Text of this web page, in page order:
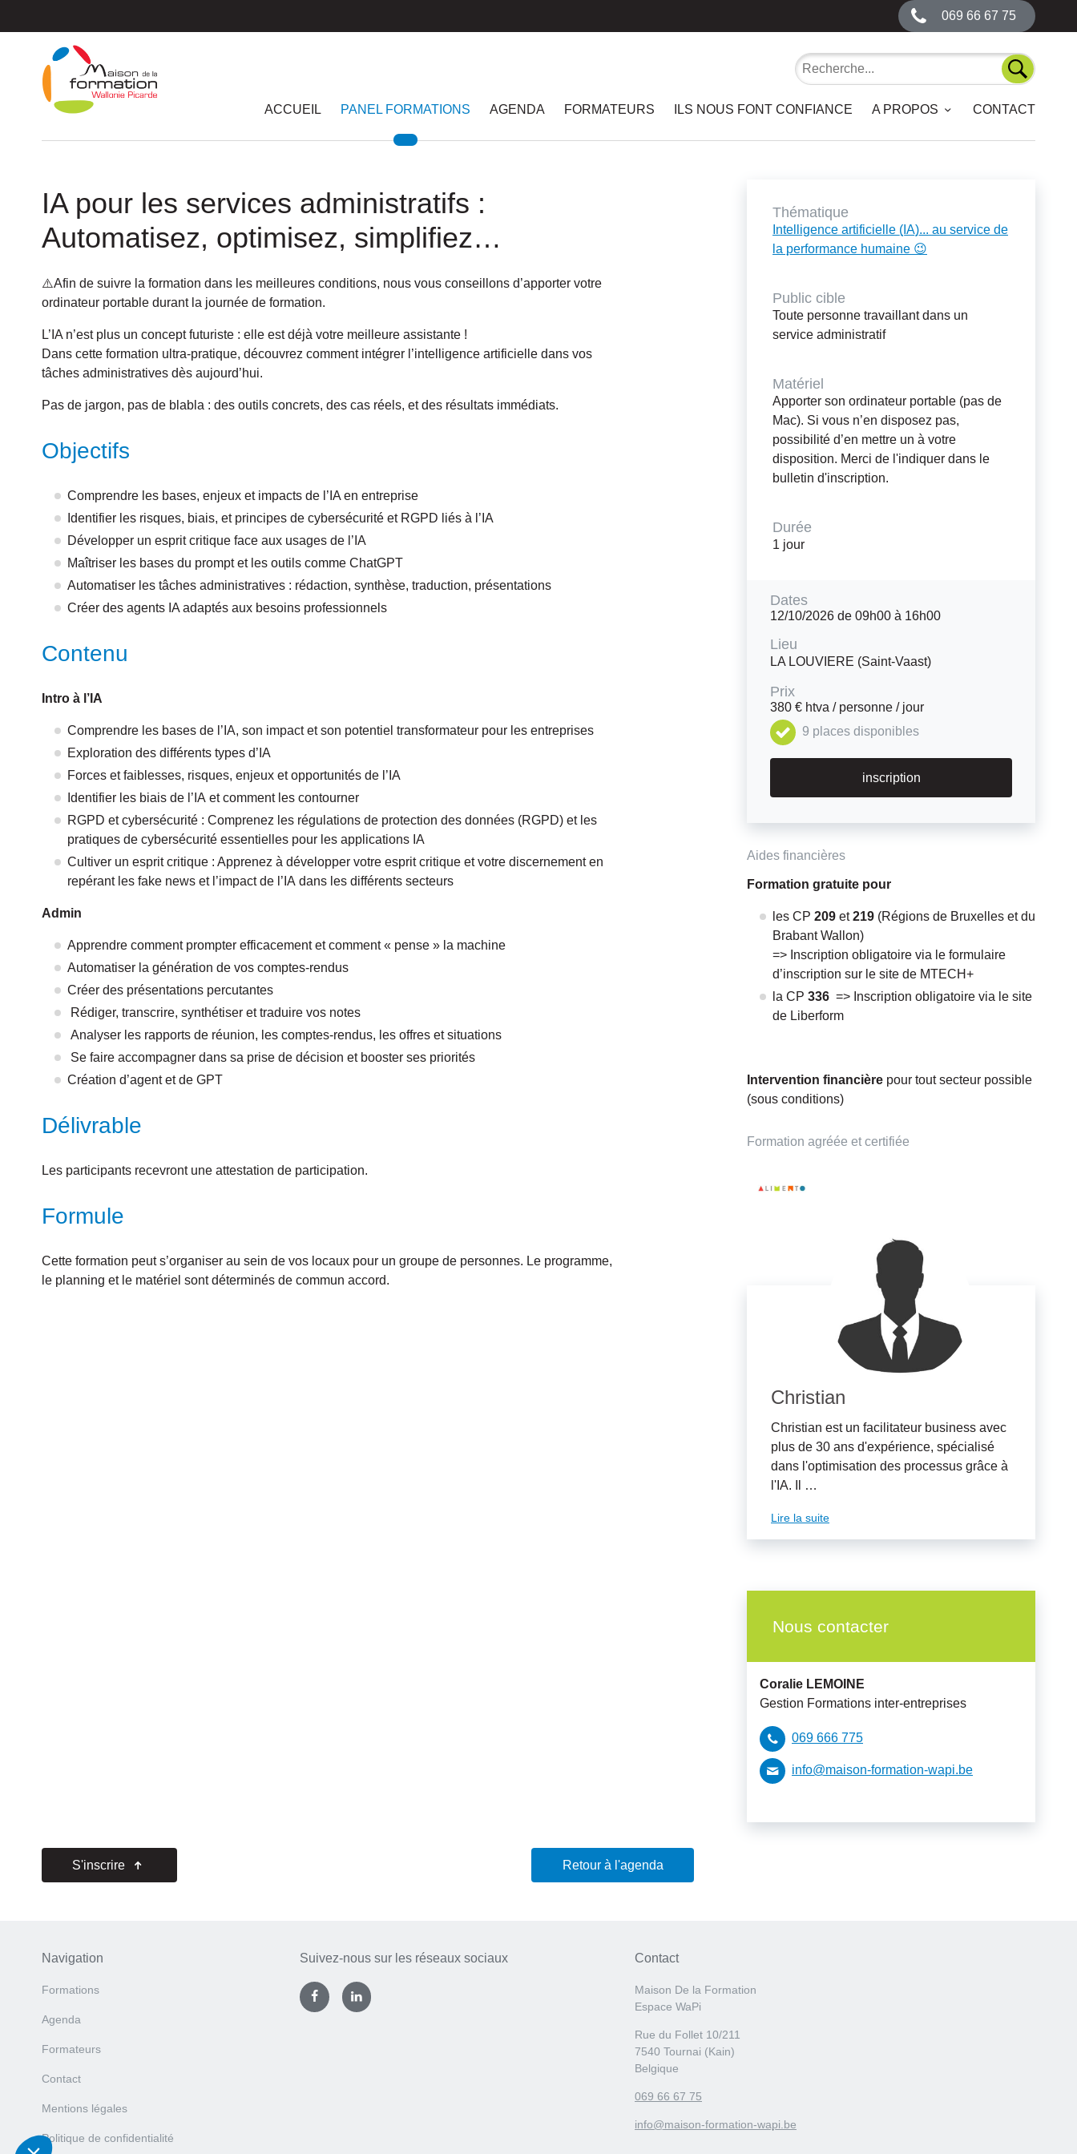
principal
069 66 67 75
ACCUEIL PANEL FORMATIONS AGENDA FORMATEURS ILS NOUS FONT CONFIANCE A PROPOS CONTACT
Recherche
IA pour les services administratifs :
Automatisez, optimisez, simplifiez…
⚠️Afin de suivre la formation dans les meilleures conditions, nous vous conseillons d’apporter votre
ordinateur portable durant la journée de formation.
L’IA n’est plus un concept futuriste : elle est déjà votre meilleure assistante !
Dans cette formation ultra-pratique, découvrez comment intégrer l’intelligence artificielle dans vos
tâches administratives dès aujourd’hui.
Pas de jargon, pas de blabla : des outils concrets, des cas réels, et des résultats immédiats.
Objectifs
Comprendre les bases, enjeux et impacts de l’IA en entreprise
Identifier les risques, biais, et principes de cybersécurité et RGPD liés à l’IA
Développer un esprit critique face aux usages de l’IA
Maîtriser les bases du prompt et les outils comme ChatGPT
Automatiser les tâches administratives : rédaction, synthèse, traduction, présentations
Créer des agents IA adaptés aux besoins professionnels
Contenu
Intro à l’IA
Comprendre les bases de l’IA, son impact et son potentiel transformateur pour les entreprises
Exploration des différents types d’IA
Forces et faiblesses, risques, enjeux et opportunités de l’IA
Identifier les biais de l’IA et comment les contourner
RGPD et cybersécurité : Comprenez les régulations de protection des données (RGPD) et les
pratiques de cybersécurité essentielles pour les applications IA
Cultiver un esprit critique : Apprenez à développer votre esprit critique et votre discernement en
repérant les fake news et l’impact de l’IA dans les différents secteurs
Admin
Apprendre comment prompter efficacement et comment « pense » la machine
Automatiser la génération de vos comptes-rendus
Créer des présentations percutantes
Rédiger, transcrire, synthétiser et traduire vos notes
Analyser les rapports de réunion, les comptes-rendus, les offres et situations
Se faire accompagner dans sa prise de décision et booster ses priorités
Création d’agent et de GPT
Délivrable
Les participants recevront une attestation de participation.
Formule
Cette formation peut s’organiser au sein de vos locaux pour un groupe de personnes. Le programme,
le planning et le matériel sont déterminés de commun accord.
Thématique
Intelligence artificielle (IA)... au service de
la performance humaine 😉
Public cible
Toute personne travaillant dans un
service administratif
Matériel
Apporter son ordinateur portable (pas de
Mac). Si vous n’en disposez pas,
possibilité d’en mettre un à votre
disposition. Merci de l'indiquer dans le
bulletin d'inscription.
Durée
1 jour
Dates
12/10/2026 de 09h00 à 16h00
Lieu
LA LOUVIERE (Saint-Vaast)
Prix
380 € htva / personne / jour
9 places disponibles
inscription
Aides financières
Formation gratuite pour
les CP 209 et219 (Régions de Bruxelles et du
Brabant Wallon)
=> Inscription obligatoire via le formulaire
d’inscription sur le site de MTECH+
la CP 336 => Inscription obligatoire via le site
de Liberform
Intervention financière pour tout secteur possible
(sous conditions)
Formation agréée et certifiée
Christian
Christian est un facilitateur business avec
plus de 30 ans d'expérience, spécialisé
dans l'optimisation des processus grâce à
l'IA. Il …
Lire la suite
Nous contacter
Coralie LEMOINE
Gestion Formations inter-entreprises
069 666 775
info@maison-formation-wapi.be
S'inscrire Retour à l'agenda
Navigation
Formations
Agenda
Formateurs
Contact
Mentions légales
Politique de confidentialité
Suivez-nous sur les réseaux sociaux Contact
Maison De la Formation
Espace WaPi
Rue du Follet 10/211
7540 Tournai (Kain)
Belgique
069 66 67 75
info@maison-formation-wapi.be